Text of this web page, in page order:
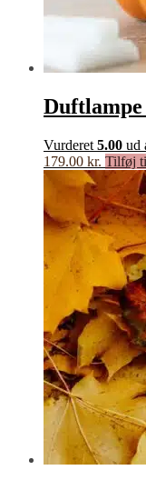
Vurderet 5.00 ud
179.00 kr. Tilføj